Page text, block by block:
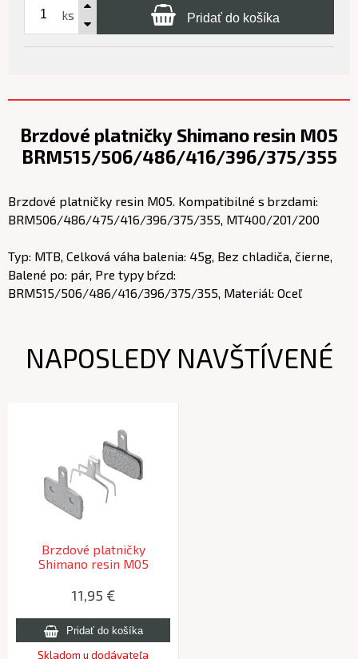
ks Pridať do košíka
Brzdové platničky Shimano resin M05
BRM515/506/486/416/396/375/355
Brzdové platničky resin M05. Kompatibilné s brzdami:
BRM506/486/475/416/396/375/355, MT400/201/200
Typ: MTB, Celková váha balenia: 45g, Bez chladiča, čierne,
Balené po: pár, Pre typy bŕzd:
BRM515/506/486/416/396/375/355, Materiál: Oceľ
NAPOSLEDY NAVŠTÍVENÉ
Brzdové platničky
Shimano resin M05
11,95 €
Skladom u dodávateľa